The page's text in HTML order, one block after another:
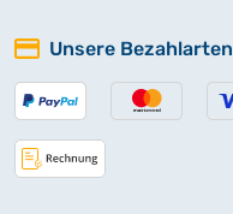
1876-1904
1815-1847
Unsere Bezahlarten